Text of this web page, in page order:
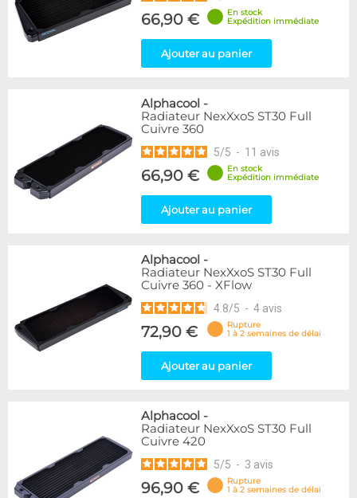
66,90 €
En stock
Expédition immédiate
Ajouter au panier
Alphacool -
Radiateur NexXxoS ST30 Full
Cuivre 360
5/5 - 11 avis
66,90 €
En stock
Expédition immédiate
Ajouter au panier
Alphacool -
Radiateur NexXxoS ST30 Full
Cuivre 360 - XFlow
4.8/5 - 4 avis
72,90 €
Rupture
1 à 2 semaines de délai
Ajouter au panier
Alphacool -
Radiateur NexXxoS ST30 Full
Cuivre 420
5/5 - 3 avis
96,90 €
Rupture
1 à 2 semaines de délai